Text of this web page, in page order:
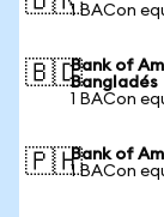
1 BACon
🇧🇩Bank of
Bangladés
1 BACon
🇵🇭Bank of
1 BACon